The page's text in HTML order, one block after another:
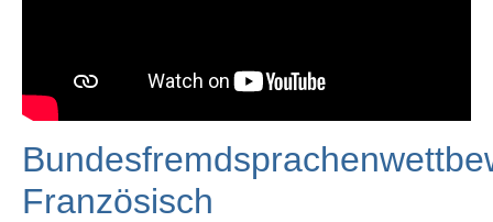
Französisch